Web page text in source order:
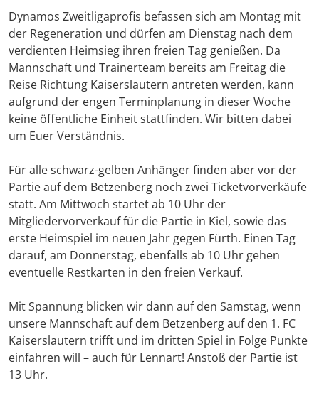
Dynamos Zweitligaprofis befassen sich am Montag mit
der Regeneration und dürfen am Dienstag nach dem
verdienten Heimsieg ihren freien Tag genießen. Da
Mannschaft und Trainerteam bereits am Freitag die
Reise Richtung Kaiserslautern antreten werden, kann
aufgrund der engen Terminplanung in dieser Woche
keine öffentliche Einheit stattfinden. Wir bitten dabei
um Euer Verständnis.
Für alle schwarz-gelben Anhänger finden aber vor der
Partie auf dem Betzenberg noch zwei Ticketvorverkäufe
statt. Am Mittwoch startet ab 10 Uhr der
Mitgliedervorverkauf für die Partie in Kiel, sowie das
erste Heimspiel im neuen Jahr gegen Fürth. Einen Tag
darauf, am Donnerstag, ebenfalls ab 10 Uhr gehen
eventuelle Restkarten in den freien Verkauf.
Mit Spannung blicken wir dann auf den Samstag, wenn
unsere Mannschaft auf dem Betzenberg auf den 1. FC
Kaiserslautern trifft und im dritten Spiel in Folge Punkte
einfahren will – auch für Lennart! Anstoß der Partie ist
13 Uhr.